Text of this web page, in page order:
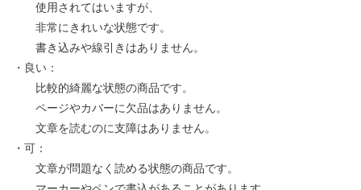
使用されてはいますが、
非常にきれいな状態です。
書き込みや線引きはありません。
・良い：
比較的綺麗な状態の商品です。
ページやカバーに欠品はありません。
文章を読むのに支障はありません。
・可：
文章が問題なく読める状態の商品です。